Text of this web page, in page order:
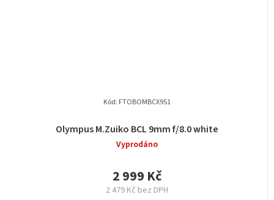
Olympus M.Zuiko BCL 9mm f/8.0 white
Vyprodáno
2 479 Kč bez DPH
2 999 Kč
Kód: FTOBOMBCX951